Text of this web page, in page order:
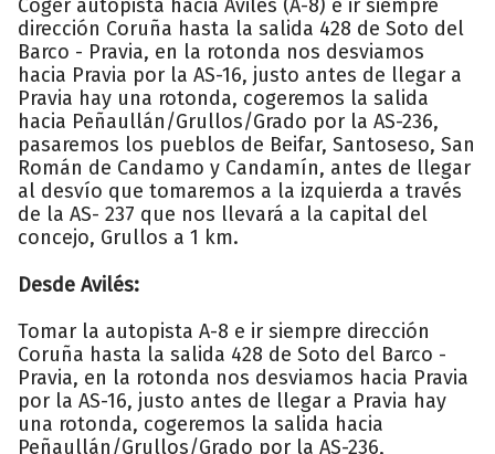
Coger autopista hacia Avilés (A-8) e ir siempre
dirección Coruña hasta la salida 428 de Soto del
Barco - Pravia, en la rotonda nos desviamos
hacia Pravia por la AS-16, justo antes de llegar a
Pravia hay una rotonda, cogeremos la salida
hacia Peñaullán/Grullos/Grado por la AS-236,
pasaremos los pueblos de Beifar, Santoseso, San
Román de Candamo y Candamín, antes de llegar
al desvío que tomaremos a la izquierda a través
de la AS- 237 que nos llevará a la capital del
concejo, Grullos a 1 km.
Desde Avilés:
Tomar la autopista A-8 e ir siempre dirección
Coruña hasta la salida 428 de Soto del Barco -
Pravia, en la rotonda nos desviamos hacia Pravia
por la AS-16, justo antes de llegar a Pravia hay
una rotonda, cogeremos la salida hacia
Peñaullán/Grullos/Grado por la AS-236,